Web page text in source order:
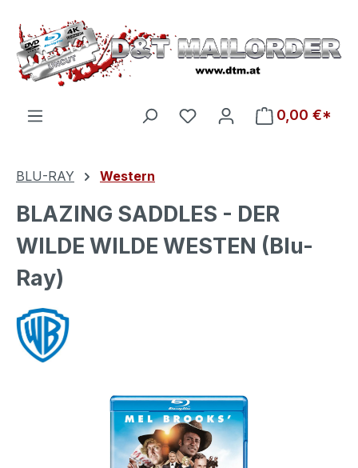
Zum Hauptinhalt springen
Du hast 0 Produkte auf
0,00 €*
BLU-RAY Western
BLAZING SADDLES - DER
WILDE WILDE WESTEN (Blu-
Ray)
Bildergalerie überspringen